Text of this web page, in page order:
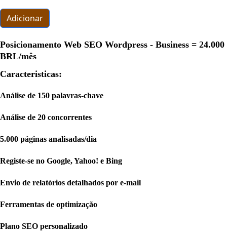
Adicionar
Posicionamento Web SEO Wordpress - Business = 24.000
BRL/mês
Caracteristicas:
Análise de 150 palavras-chave
Análise de 20 concorrentes
5.000 páginas analisadas/dia
Registe-se no Google, Yahoo! e Bing
Envio de relatórios detalhados por e-mail
Ferramentas de optimização
Plano SEO personalizado